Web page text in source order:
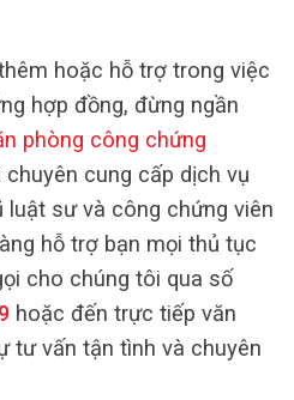
hoặc hỗ trợ trong việc
hợp đồng, đừng ngần
phòng công chứng
chuyên cung cấp dịch vụ
luật sư và công chứng viên
hỗ trợ bạn mọi thủ tục
cho chúng tôi qua số
hoặc đến trực tiếp văn
tư vấn tận tình và chuyên